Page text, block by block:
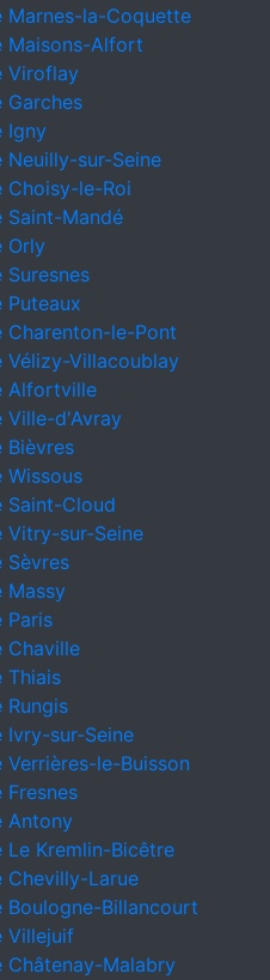
Marnes-la-Coquette
Maisons-Alfort
Viroflay
Garches
Igny
Neuilly-sur-Seine
Choisy-le-Roi
Saint-Mandé
Orly
Puteaux
Charenton-le-Pont
Vélizy-Villacoublay
Alfortville
Ville-d'Avray
Bièvres
Wissous
Saint-Cloud
Vitry-sur-Seine
Sèvres
Massy
Paris
Chaville
Thiais
Rungis
Ivry-sur-Seine
le-Buisson
Fresnes
Antony
Le Kremlin-Bicêtre
Chevilly-Larue
Boulogne-Billancourt
Villejuif
Châtenay-Malabry